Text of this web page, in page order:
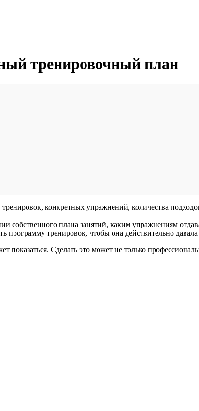
тренировочный план
конкретных упражнений, количества
собственного плана занятий, каким упражнениям
программу тренировок, чтобы она действительно
показаться. Сделать это может не только